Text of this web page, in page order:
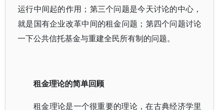
运行中间起的作用；第三个问题是今天讨论的中心，
就是国有企业改革中间的租金问题；第四个问题讨论
一下公共信托基金与重建全民所有制的问题。
租金理论的简单回顾
租金理论是一个很重要的理论，在古典经济学里